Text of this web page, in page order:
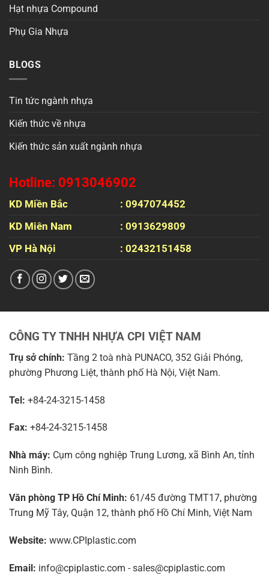
Hạt nhựa Compound
Phụ Gia Nhựa
BLOGS
Tin tức ngành nhựa
Kiến thức về nhựa
Kiến thức sản xuất ngành nhựa
Hotline: 0913046902
KD Miền Bắc
: 0947074452
KD Miên Nam
: 0913629809
VP Hà Nội
: 02432151458
CÔNG TY TNHH NHỰA CPI VIỆT NAM
Trụ sở chính: Tầng 2 toà nhà PUNACO, 352 Giải Phóng,
phường Phương Liệt, thành phố Hà Nội, Việt Nam.
Tel: +84-24-3215-1458
Fax: +84-24-3215-1458
Nhà máy: Cụm công nghiệp Trung Lương, xã Bình An, tỉnh
Ninh Bình.
Văn phòng TP Hồ Chí Minh: 61/45 đường TMT17, phường
Trung Mỹ Tây, Quận 12, thành phố Hồ Chí Minh, Việt Nam
Website: www.CPIplastic.com
Email: info@cpiplastic.com - sales@cpiplastic.com